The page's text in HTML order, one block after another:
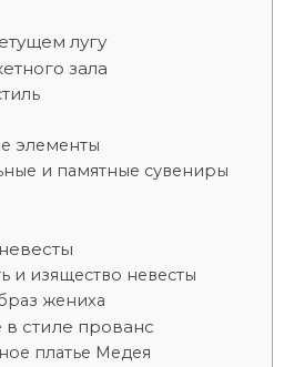
лугу
зала
элементы
и памятные сувениры
и изящество невесты
жениха
стиле прованс
платье Медея